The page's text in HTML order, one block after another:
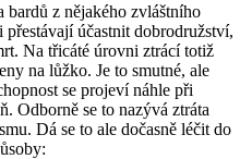
bardů z nějakého zvláštního
účastnit dobrodružství,
Na třicáté úrovni ztrácí totiž
na lůžko. Je to smutné, ale
se projeví náhle při
Odborně se to nazývá ztráta
Dá se to ale dočasně léčit do